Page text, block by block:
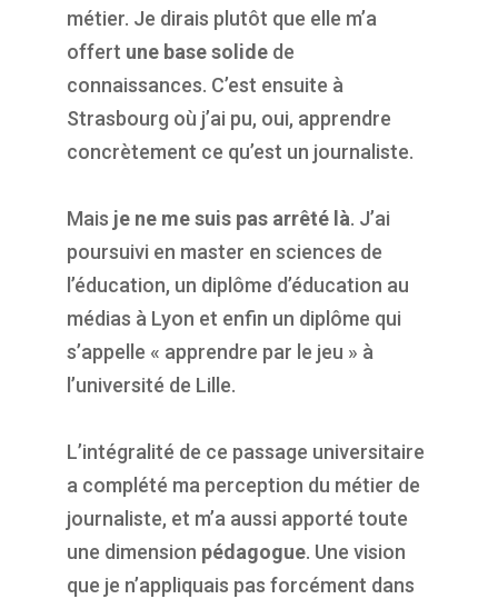
métier. Je dirais plutôt que elle m’a
offert une base solidede
connaissances. C’est ensuite à
Strasbourg où j’ai pu, oui, apprendre
concrètement ce qu’est un journaliste.
Mais je ne me suis pas arrêté là. J’ai
poursuivi en master en sciences de
l’éducation, un diplôme d’éducation au
médias à Lyon et enfin un diplôme qui
s’appelle « apprendre par le jeu » à
l’université de Lille.
L’intégralité de ce passage universitaire
a complété ma perception du métier de
journaliste, et m’a aussi apporté toute
une dimension pédagogue. Une vision
que je n’appliquais pas forcément dans